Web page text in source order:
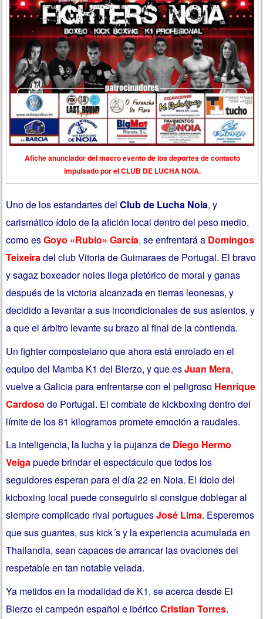
Afiche anunciador del macro evento de los deportes de contacto
impulsado por el CLUB DE LUCHA NOIA.
Uno de los estandartes del Club de Lucha Noia, y
carismático ídolo de la afición local dentro del peso medio,
como esGoyo «Rubio» García,se enfrentará a Domingos
Teixeiradel club Vitoria de Guimaraes de Portugal. El bravo
y sagaz boxeador noies llega pletórico de moral y ganas
después de la victoria alcanzada en tierras leonesas, y
decidido a levantar a sus incondicionales de sus asientos, y
a que el árbitro levante su brazo al final de la contienda.
Un fighter compostelano que ahora está enrolado en el
equipo del Mamba K1 del Bierzo, y que esJuan Mera,
vuelve a Galicia para enfrentarse con el peligroso Henrique
Cardoso de Portugal. El combate de kickboxing dentro del
límite de los 81 kilogramos promete emoción a raudales.
La inteligencia, la lucha y la pujanza de Diego Hermo
Veigapuede brindar el espectáculo que todos los
seguidores esperan para el día 22 en Noia. El ídolo del
kicboxing local puede conseguirlo si consigue doblegar al
siempre complicado rival portuguesJosé Lima. Esperemos
que sus guantes, sus kick´s y la experiencia acumulada en
Thailandia, sean capaces de arrancar las ovaciones del
respetable en tan notable velada.
Ya metidos en la modalidad de K1, se acerca desde El
Bierzo el campeón español e ibéricoCristian Torres.